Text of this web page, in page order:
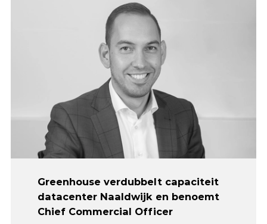
Greenhouse verdubbelt capaciteit
datacenter Naaldwijk en benoemt
Chief Commercial Officer